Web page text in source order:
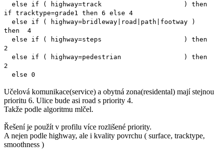
else if ( highway=track ) then
if tracktype=grade1 then 6 else 4
else if ( highway=bridleway|road|path|footway )
then 4
else if ( highway=steps ) then
2
else if ( highway=pedestrian ) then
2
else 0
Učelová komunikace(service) a obytná zona(residental) mají stejnou
prioritu 6. Ulice bude asi road s priority 4.
Takže podle algoritmu mlčel.
Řešení je použít v profilu více rozlišené priority.
A nejen podle highway, ale i kvality povrchu ( surface, tracktype,
smoothness )